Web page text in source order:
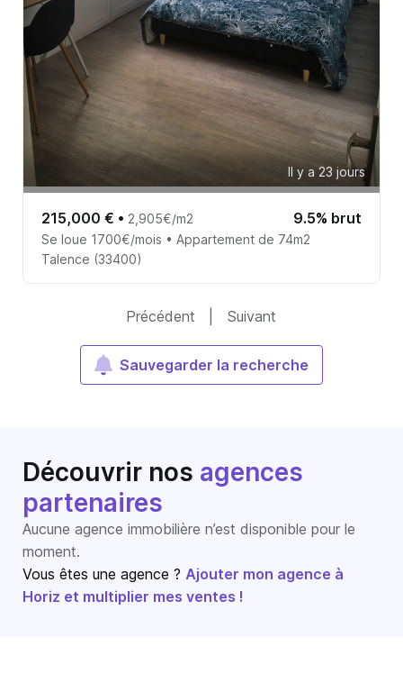
Il y a 23 jours
215,000 € • 2,905€/m2 9.5% brut
Se loue 1700€/mois • Appartement de 74m2
Talence (33400)
Précédent Suivant
Sauvegarder la recherche
Découvrir nos agences
partenaires
Aucune agence immobilière n’est disponible pour le
moment.
Vous êtes une agence ? Ajouter mon agence à
Horiz et multiplier mes ventes !